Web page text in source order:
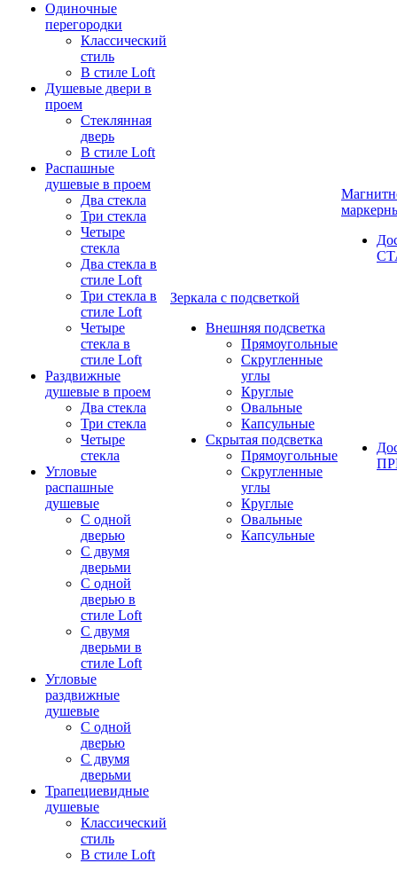
Одиночные
перегородки
Классический
стиль
В стиле Loft
Душевые двери в
проем
Стеклянная
дверь
В стиле Loft
Распашные
душевые в проем
Два стекла
Три стекла
Четыре
стекла
Два стекла в
стиле Loft
Три стекла в
стиле Loft
Четыре
стекла в
стиле Loft
Раздвижные
душевые в проем
Два стекла
Три стекла
Четыре
стекла
Угловые
распашные
душевые
С одной
дверью
С двумя
дверьми
С одной
дверью в
стиле Loft
С двумя
дверьми в
стиле Loft
Угловые
раздвижные
душевые
С одной
дверью
С двумя
дверьми
Трапециевидные
душевые
Классический
стиль
В стиле Loft
Зеркала с подсветкой
Внешняя подсветка
Прямоугольные
Скругленные
углы
Круглые
Овальные
Капсульные
Скрытая подсветка
Прямоугольные
Скругленные
углы
Круглые
Овальные
Капсульные